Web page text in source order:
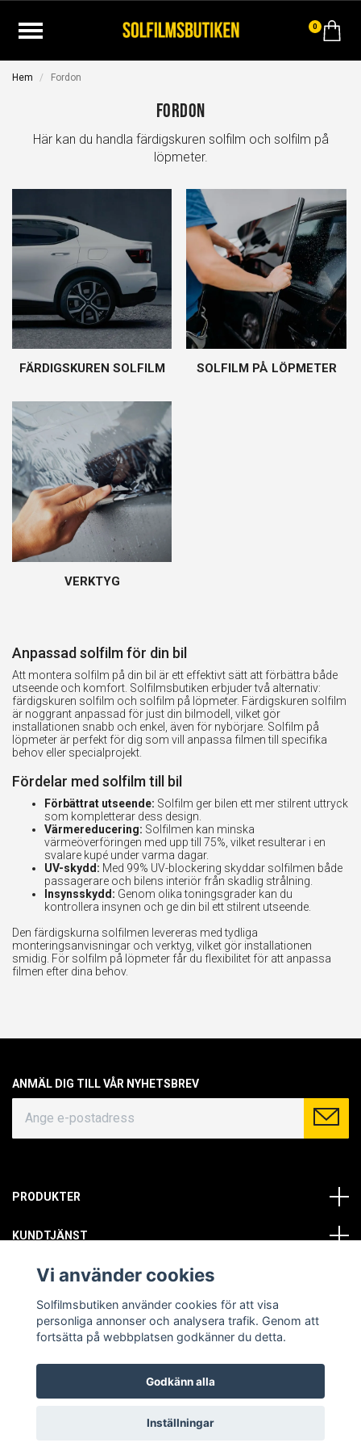
0
Hem Fordon
Fordon
Här kan du handla färdigskuren solfilm och solfilm på
löpmeter.
FÄRDIGSKUREN SOLFILM SOLFILM PÅ LÖPMETER
VERKTYG
Anpassad solfilm för din bil
Att montera solfilm på din bil är ett effektivt sätt att förbättra både
utseende och komfort. Solfilmsbutiken erbjuder två alternativ:
färdigskuren solfilm och solfilm på löpmeter. Färdigskuren solfilm
är noggrant anpassad för just din bilmodell, vilket gör
installationen snabb och enkel, även för nybörjare. Solfilm på
löpmeter är perfekt för dig som vill anpassa filmen till specifika
behov eller specialprojekt.
Fördelar med solfilm till bil
Förbättrat utseende: Solfilm ger bilen ett mer stilrent uttryck
som kompletterar dess design.
Värmereducering: Solfilmen kan minska
värmeöverföringen med upp till 75%, vilket resulterar i en
svalare kupé under varma dagar.
UV-skydd: Med 99% UV-blockering skyddar solfilmen både
passagerare och bilens interiör från skadlig strålning.
Insynsskydd: Genom olika toningsgrader kan du
kontrollera insynen och ge din bil ett stilrent utseende.
Den färdigskurna solfilmen levereras med tydliga
monteringsanvisningar och verktyg, vilket gör installationen
smidig. För solfilm på löpmeter får du flexibilitet för att anpassa
filmen efter dina behov.
ANMÄL DIG TILL VÅR NYHETSBREV
PRODUKTER
KUNDTJÄNST
OM OSS
SOCIALA MEDIER
© Copyright 2026 Solfilmsbutiken. All rights reserved.
Vi använder cookies
Solfilmsbutiken använder cookies för att visa
personliga annonser och analysera trafik. Genom att
fortsätta på webbplatsen godkänner du detta.
Godkänn alla
Inställningar